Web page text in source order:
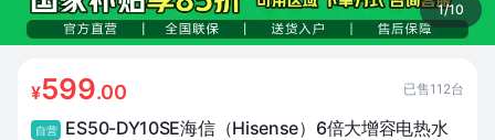
1/10
¥599.00 已售112台
自营
ES50-DY10SE海信（Hisense）6倍大增容电热水